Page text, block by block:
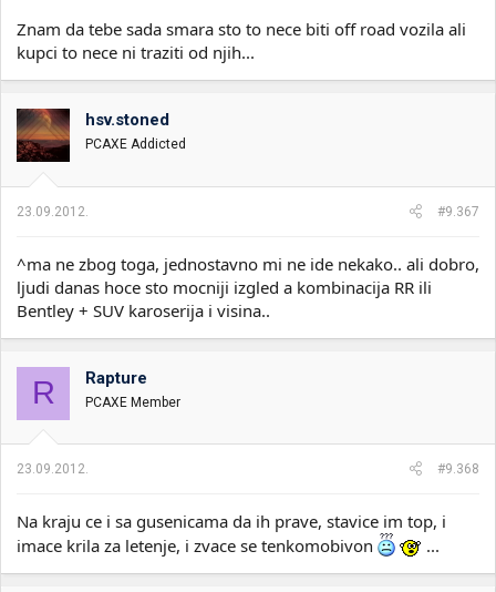
Znam da tebe sada smara sto to nece biti off road vozila ali
kupci to nece ni traziti od njih...
hsv.stoned
PCAXE Addicted
23.09.2012. #9.367
^ma ne zbog toga, jednostavno mi ne ide nekako.. ali dobro,
ljudi danas hoce sto mocniji izgled a kombinacija RR ili
Bentley + SUV karoserija i visina..
R Rapture
PCAXE Member
23.09.2012. #9.368
Na kraju ce i sa gusenicama da ih prave, stavice im top, i
imace krila za letenje, i zvace se tenkomobivon
...